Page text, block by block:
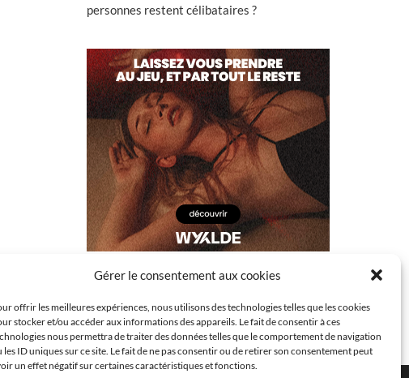
Gérer le consentement aux cookies
offrir les meilleures expériences, nous utilisons des technologies telles que les cookies
stocker et/ou accéder aux informations des appareils. Le fait de consentir à ces
nous permettra de traiter des données telles que le comportement de navigation
les ID uniques sur ce site. Le fait de ne pas consentir ou de retirer son consentement peut
un effet négatif sur certaines caractéristiques et fonctions.
personnes restent célibataires ?